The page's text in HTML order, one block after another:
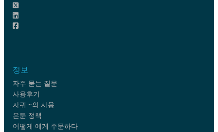
정보
자주 묻는 질문
사용후기
자귀 ~의 사용
은둔 정책
어떻게 에게 주문하다